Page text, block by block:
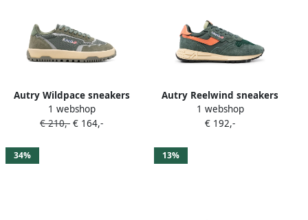
Autry Wildpace sneakers
Groen
1 webshop
€ 210,- € 164,-
Autry Reelwind sneakers
Groen
1 webshop
€ 192,-
34% 13%